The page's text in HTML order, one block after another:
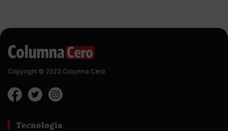
Copyright © 2023 Columna Cero
Tecnología